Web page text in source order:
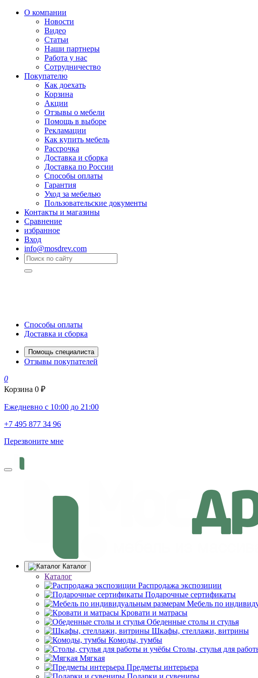
О компании
Новости
Видео
Статьи
Наши партнеры
Работа у нас
Сотрудничество
Покупателю
Как доехать
Корзина
Акции
Отзывы о мебели
Помощь в выборе
Рекламации
Как купить мебель
Рассрочка
Доставка и сборка
Доставка по России
Способы оплаты
Гарантия
Уход за мебелью
Пользовательские документы
Контакты и магазины
Сравнение
избранное
Вход
info@mosdrev.com
Способы оплаты
Доставка и сборка
Помощь специалиста
Отзывы покупателей
0
Корзина 0 ₽
Ежедневно с 10:00 до 21:00
+7 495 877 34 96
Перезвоните мне
Каталог
Каталог
Распродажа экспозиции
Подарочные сертификаты
Мебель по
Кровати и матрасы
Обеденные столы и стулья
Шкафы, стеллажи, витрины
Комоды, тумбы
Столы, стулья для
Мягкая
Предметы интерьера
Подарки и сувениры